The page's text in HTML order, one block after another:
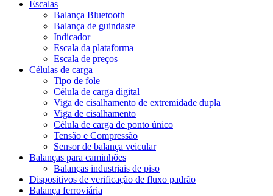
Escalas
Balança Bluetooth
Balança de guindaste
Indicador
Escala da plataforma
Escala de preços
Células de carga
Tipo de fole
Célula de carga digital
Viga de cisalhamento de extremidade dupla
Viga de cisalhamento
Célula de carga de ponto único
Tensão e Compressão
Sensor de balança veicular
Balanças para caminhões
Balanças industriais de piso
Dispositivos de verificação de fluxo padrão
Balança ferroviária